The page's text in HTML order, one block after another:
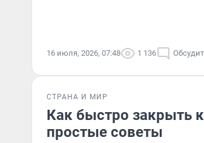
16 июля, 2026, 07:48 1 136
СТРАНА И МИР
Как быстро закрыть
простые советы